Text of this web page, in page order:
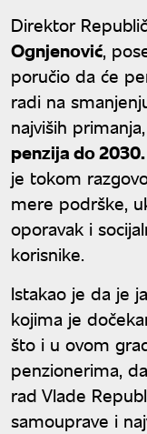
Direktor
Ognjenović,
poručio da će
radi na
najviših
penzija do
je tokom
mere podrške,
oporavak i
korisnike.
Istakao je da je
kojima je
što i u ovom
penzionerima,
rad Vlade
samouprave i